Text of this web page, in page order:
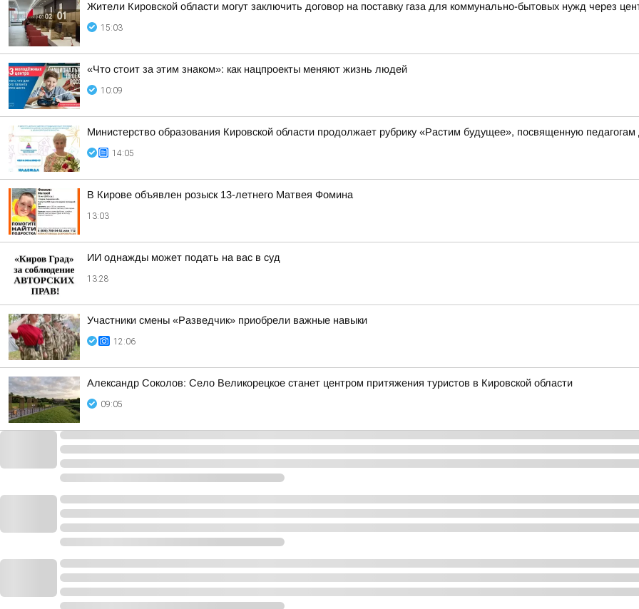
Жители Кировской области могут заключить договор на поставку газа для коммунально-бытовых нужд через
15:03
«Что стоит за этим знаком»: как нацпроекты меняют жизнь людей
10:09
Министерство образования Кировской области продолжает рубрику «Растим будущее», посвященную
14:05
В Кирове объявлен розыск 13-летнего Матвея Фомина
13:03
ИИ однажды может подать на вас в суд
13:28
Участники смены «Разведчик» приобрели важные навыки
12:06
Александр Соколов: Село Великорецкое станет центром притяжения туристов в Кировской области
09:05